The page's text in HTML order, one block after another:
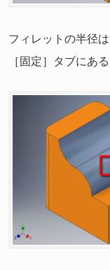
フィレットの半径
［固定］タブにあ